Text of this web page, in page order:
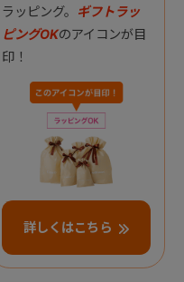
ラッピング。 ギフトラッ
ピングOKのアイコンが目
印！
詳しくはこちら